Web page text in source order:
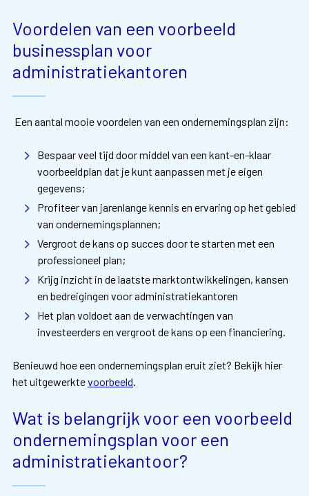
Voordelen van een voorbeeld
businessplan voor
administratiekantoren
Een aantal mooie voordelen van een ondernemingsplan zijn:
Bespaar veel tijd door middel van een kant-en-klaar
voorbeeldplan dat je kunt aanpassen met je eigen
gegevens;
Profiteer van jarenlange kennis en ervaring op het gebied
van ondernemingsplannen;
Vergroot de kans op succes door te starten met een
professioneel plan;
Krijg inzicht in de laatste marktontwikkelingen, kansen
en bedreigingen voor administratiekantoren
Het plan voldoet aan de verwachtingen van
investeerders en vergroot de kans op een financiering.
Benieuwd hoe een ondernemingsplan eruit ziet? Bekijk hier
het uitgewerktevoorbeeld.
Wat is belangrijk voor een voorbeeld
ondernemingsplan voor een
administratiekantoor?